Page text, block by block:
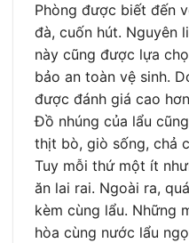
Phòng được biết đến
đà, cuốn hút. Nguyên
này cũng được lựa
bảo an toàn vệ sinh.
được đánh giá cao
Đồ nhúng của lẩu
thịt bò, giò sống, chả
Tuy mỗi thứ một ít
ăn lai rai. Ngoài ra,
kèm cùng lẩu. Những
hòa cùng nước lẩu